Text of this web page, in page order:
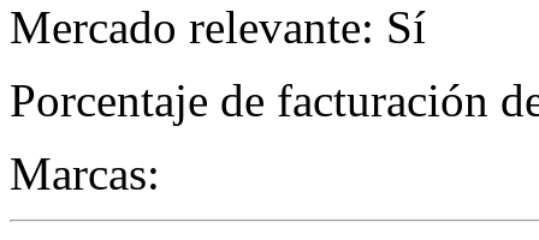
Mercado relevante: Sí
Porcentaje de facturación
Marcas: